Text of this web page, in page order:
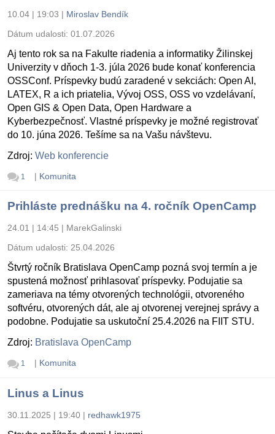
10.04 | 19:03 | Miroslav Bendík
Dátum udalosti: 01.07.2026
Aj tento rok sa na Fakulte riadenia a informatiky Žilinskej
Univerzity v dňoch 1-3. júla 2026 bude konať konferencia
OSSConf. Príspevky budú zaradené v sekciách: Open AI,
LATEX, R a ich priatelia, Vývoj OSS, OSS vo vzdelávaní,
Open GIS & Open Data, Open Hardware a
Kyberbezpečnosť. Vlastné príspevky je možné registrovať
do 10. júna 2026. Tešíme sa na Vašu návštevu.
Zdroj: Web konferencie
1 | Komunita
Prihláste prednášku na 4. ročník OpenCamp
24.01 | 14:45 | MarekGalinski
Dátum udalosti: 25.04.2026
Štvrtý ročník Bratislava OpenCamp pozná svoj termín a je
spustená možnosť prihlasovať príspevky. Podujatie sa
zameriava na témy otvorených technológii, otvoreného
softvéru, otvorených dát, ale aj otvorenej verejnej správy a
podobne. Podujatie sa uskutoční 25.4.2026 na FIIT STU.
Zdroj: Bratislava OpenCamp
1 | Komunita
Linus a Linus
30.11.2025 | 19:40 | redhawk1975